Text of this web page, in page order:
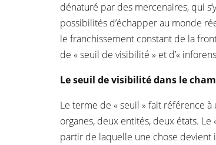
dénaturé par des mercenaires, qui
possibilités d’échapper au monde
le franchissement constant de la
de « seuil de visibilité » et d’«
Le seuil de visibilité dans le
Le terme de « seuil » fait référence
organes, deux entités, deux états.
partir de laquelle une chose